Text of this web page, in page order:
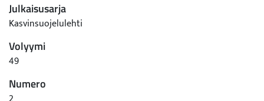
Julkaisusarja
Kasvinsuojelulehti
Volyymi
49
Numero